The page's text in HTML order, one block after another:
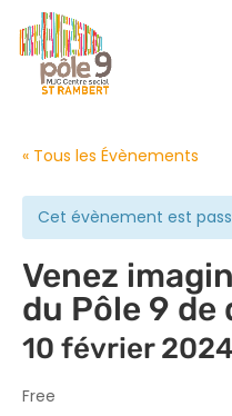
« Tous les Évènements
Cet évènement est
Venez
du Pôle 9 de
10 février
Free